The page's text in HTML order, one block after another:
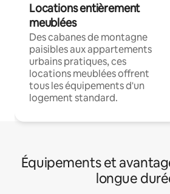
Locations entièrement
meublées
Des cabanes de montagne
paisibles aux appartements
urbains pratiques, ces
locations meublées offrent
tous les équipements d'un
logement standard.
Équipements et
longue